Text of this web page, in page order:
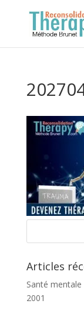
Articles
Santé
2001